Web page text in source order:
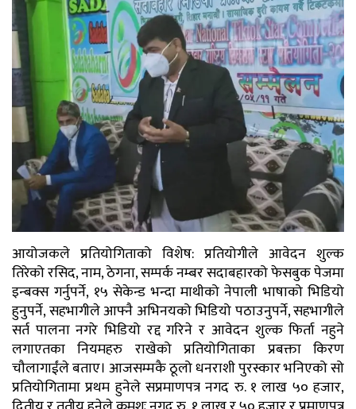
आयोजकले प्रतियोगिताको विशेष: प्रतियोगीले आवेदन शुल्क
तिरेको रसिद, नाम, ठेगना, सम्पर्क नम्बर सदाबहारको फेसबुक पेजमा
इन्बक्स गर्नुपर्ने, १५ सेकेन्ड भन्दा माथीको नेपाली भाषाको भिडियो
हुनुपर्ने, सहभागीले आफ्नै अभिनयको भिडियो पठाउनुपर्ने, सहभागीले
सर्त पालना नगरे भिडियो रद्द गरिने र आवेदन शुल्क फिर्ता नहुने
लगाएतका नियमहरु राखेको प्रतियोगिताका प्रबक्ता किरण
चौलागाईंले बताए। आजसम्मकै ठूलो धनराशी पुरस्कार भनिएको सो
प्रतियोगितामा प्रथम हुनेले सप्रमाणपत्र नगद रु. १ लाख ५० हजार,